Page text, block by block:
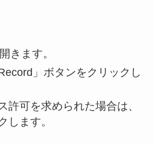
きます。
」ボタンをクリックし
許可を求められた場合は、
します。